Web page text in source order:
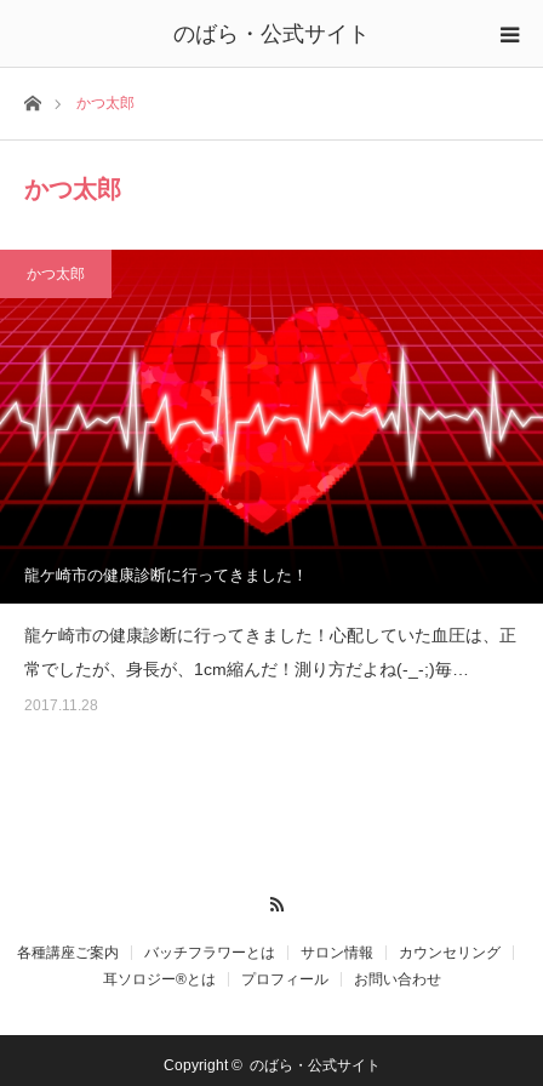
のばら・公式サイト
ホームかつ太郎
かつ太郎
かつ太郎
龍ケ崎市の健康診断に行ってきました！
龍ケ崎市の健康診断に行ってきました！心配していた血圧は、正
常でしたが、身長が、1cm縮んだ！測り方だよね(-_-;)毎…
2017.11.28
各種講座ご案内 バッチフラワーとは サロン情報
カウンセリング
耳ソロジー®とは
プロフィール お問い合わせ
Copyright © のばら・公式サイト